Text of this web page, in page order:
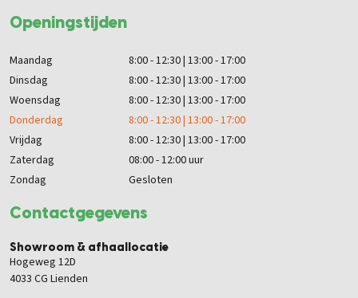
Contactgegevens
Showroom & afhaallocatie
Hogeweg 12D
4033 CG Lienden
Openingstijden
Maandag
8:00 - 12:30 | 13:00 - 17:00
Dinsdag
8:00 - 12:30 | 13:00 - 17:00
Woensdag
8:00 - 12:30 | 13:00 - 17:00
Donderdag
8:00 - 12:30 | 13:00 - 17:00
Vrijdag
8:00 - 12:30 | 13:00 - 17:00
Zaterdag
08:00 - 12:00 uur
Zondag
Gesloten